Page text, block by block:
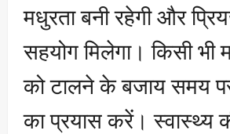
मधुरता बनी रहेगी और
सहयोग मिलेगा। किसी भी
को टालने के बजाय समय
का प्रयास करें। स्वास्थ्य